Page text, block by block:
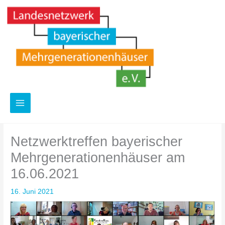
Zum
springen
Netzwerktreffen bayerischer
Mehrgenerationenhäuser am
16.06.2021
16. Juni 2021